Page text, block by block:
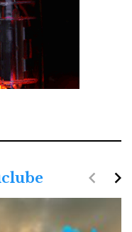
navigate_next
navigate_before